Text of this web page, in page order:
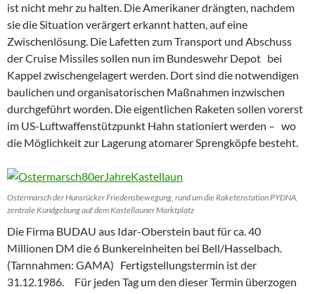
ist nicht mehr zu halten. Die Amerikaner drängten, nachdem
sie die Situation verärgert erkannt hatten, auf eine
Zwischenlösung. Die Lafetten zum Transport und Abschuss
der Cruise Missiles sollen nun im Bundeswehr Depot bei
Kappel zwischengelagert werden. Dort sind die notwendigen
baulichen und organisatorischen Maßnahmen inzwischen
durchgeführt worden. Die eigentlichen Raketen sollen vorerst
im US-Luftwaffenstützpunkt Hahn stationiert werden – wo
die Möglichkeit zur Lagerung atomarer Sprengköpfe besteht.
Ostermarsch der Hunsrücker Friedensbewegung, rund um die Raketenstation PYDNA,
zentrale Kundgebung auf dem Kastellauner Marktplatz
Die Firma BUDAU aus Idar-Oberstein baut für ca. 40
Millionen DM die 6 Bunkereinheiten bei Bell/Hasselbach.
(Tarnnahmen: GAMA) Fertigstellungstermin ist der
31.12.1986. Für jeden Tag um den dieser Termin überzogen